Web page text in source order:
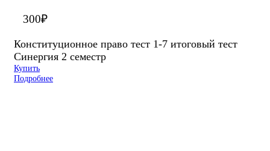
300₽
Конституционное право тест 1-7 итоговый тест
Синергия 2 семестр
Купить
Подробнее